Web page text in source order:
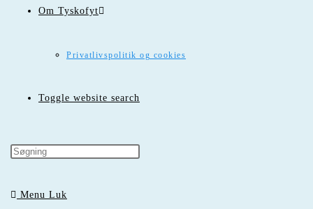
Om Tyskofyt
Privatlivspolitik og cookies
Toggle website search
Menu Luk